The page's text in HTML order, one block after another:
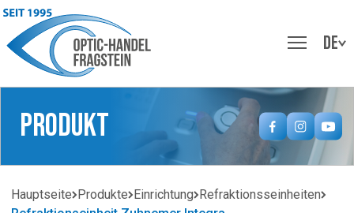
DE
Produkt
Hauptseite Produkte Einrichtung Refraktionsseinheiten